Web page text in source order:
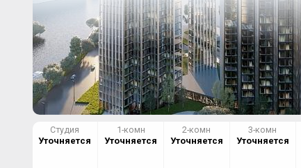
Студия
Уточняется
1-комн
Уточняется
2-комн
Уточняется
3-комн
Уточняется